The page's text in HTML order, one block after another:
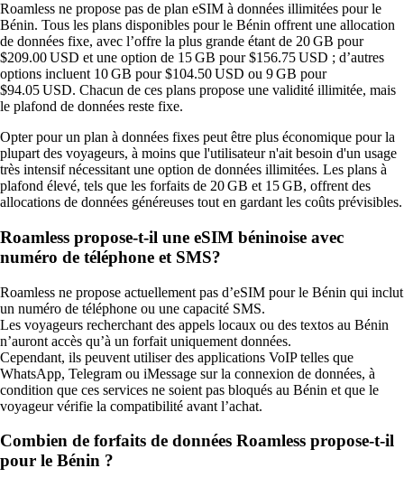
Roamless ne propose pas de plan eSIM à données illimitées pour le
Bénin. Tous les plans disponibles pour le Bénin offrent une allocation
de données fixe, avec l’offre la plus grande étant de 20 GB pour
$209.00 USD et une option de 15 GB pour $156.75 USD ; d’autres
options incluent 10 GB pour $104.50 USD ou 9 GB pour
$94.05 USD. Chacun de ces plans propose une validité illimitée, mais
le plafond de données reste fixe.
Opter pour un plan à données fixes peut être plus économique pour la
plupart des voyageurs, à moins que l'utilisateur n'ait besoin d'un usage
très intensif nécessitant une option de données illimitées. Les plans à
plafond élevé, tels que les forfaits de 20 GB et 15 GB, offrent des
allocations de données généreuses tout en gardant les coûts prévisibles.
Roamless propose-t-il une eSIM béninoise avec
numéro de téléphone et SMS?
Roamless ne propose actuellement pas d’eSIM pour le Bénin qui inclut
un numéro de téléphone ou une capacité SMS.
Les voyageurs recherchant des appels locaux ou des textos au Bénin
n’auront accès qu’à un forfait uniquement données.
Cependant, ils peuvent utiliser des applications VoIP telles que
WhatsApp, Telegram ou iMessage sur la connexion de données, à
condition que ces services ne soient pas bloqués au Bénin et que le
voyageur vérifie la compatibilité avant l’achat.
Combien de forfaits de données Roamless propose-t-il
pour le Bénin ?